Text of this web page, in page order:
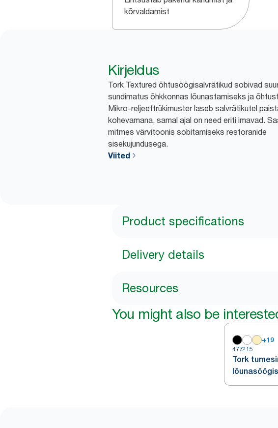
kõrvaldamist
Kirjeldus
Tork Textured õhtusöögisalvrätikud sobivad
sundimatus õhkkonnas lõunastamiseks ja
Mikro-reljeeftrükimuster laseb salvrätikutel
kohevamana, samal ajal on need eriti imavad.
mitmes värvitoonis sobitamiseks restoranide
sisekujundusega.
Viited
Product specifications
Delivery details
Resources
You might also be
+19
477215
Tork